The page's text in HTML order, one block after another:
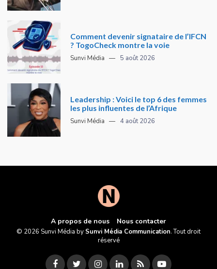
Comment devenir signataire de l’IFCN
? TogoCheck montre la voie
Sunvi Média 5 août 2026
Leadership : Voici le top 6 des femmes
les plus influentes de l’Afrique
Sunvi Média 4 août 2026
A propos de nous Nous contacter
© 2026 Sunvi Média by Sunvi Média Communication. Tout droit
réservé